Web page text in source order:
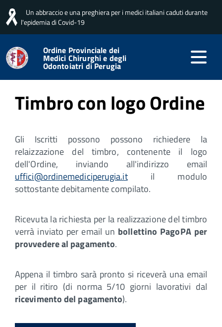
Un abbraccio e una preghiera per i medici italiani caduti durante
l'epidemia di Covid-19
Ordine Provinciale dei
Medici Chirurghi e degli
Odontoiatri di Perugia
Home Servizi per gli iscritti Timbro con logo Ordine
Pubblicato: 23 Marzo 2021
Timbro con logo Ordine
Gli Iscritti possono possono richiedere la
relaizzazione del timbro, contenente il logo
dell'Ordine, inviando all'indirizzo email
uffici@ordinemediciperugia.itil modulo
sottostante debitamente compilato.
Ricevuta la richiesta per la realizzazione del timbro
verrà inviato per email un bollettino PagoPA per
provvedere al pagamento.
Appena il timbro sarà pronto si riceverà una email
per il ritiro (di norma 5/10 giorni lavorativi dal
ricevimento del pagamento).